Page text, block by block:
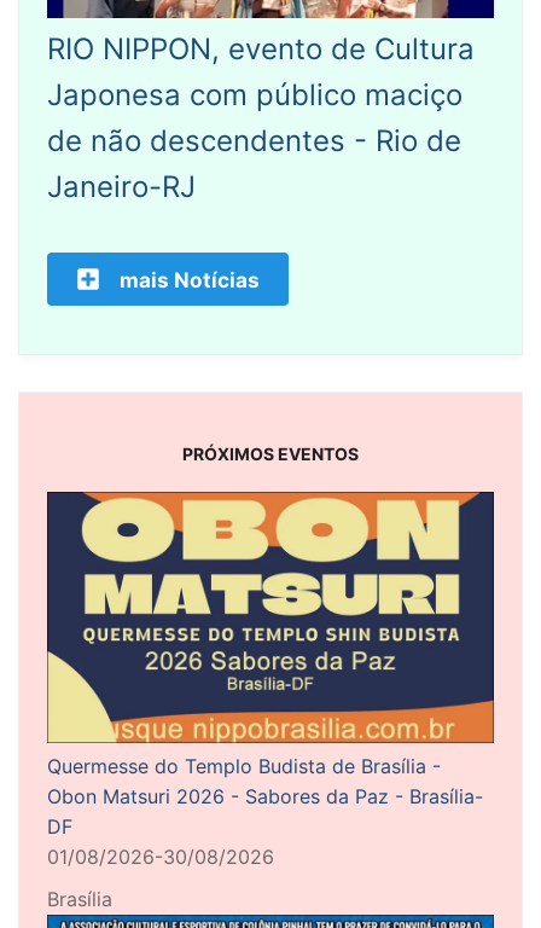
RIO NIPPON, evento de Cultura
Japonesa com público maciço
de não descendentes - Rio de
Janeiro-RJ
mais Notícias
PRÓXIMOS EVENTOS
Quermesse do Templo Budista de Brasília -
Obon Matsuri 2026 - Sabores da Paz - Brasília-
DF
01/08/2026-30/08/2026
Brasília